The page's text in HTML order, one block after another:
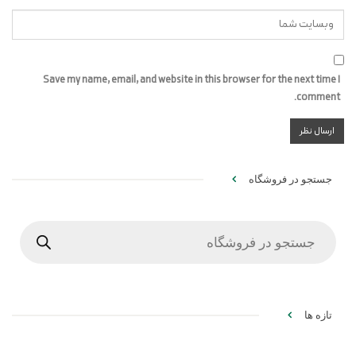
Save my name, email, and website in this browser for the next time I
comment.
جستجو در فروشگاه
تازه ها